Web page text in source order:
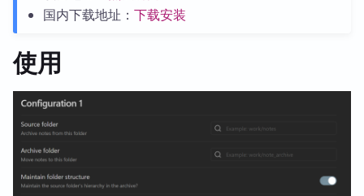
国内下载地址： 下载安装
使用